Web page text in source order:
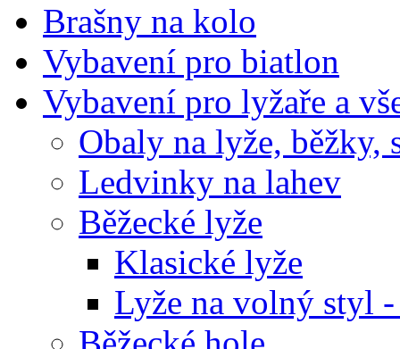
Brašny na kolo
Vybavení pro biatlon
Vybavení pro lyžaře a
Obaly na lyže, běžky,
Ledvinky na lahev
Běžecké lyže
Klasické lyže
Lyže na volný styl -